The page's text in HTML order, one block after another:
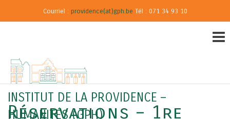
Courriel : providence(at)gph.be Tél : 071 34 93 10
INSTITUT DE LA PROVIDENCE –
HUMANITÉS (GPH)
Réservations – 1re